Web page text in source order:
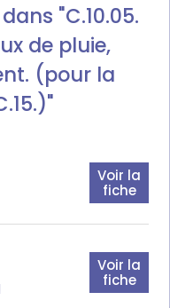
"C.10.05.
de pluie,
(pour la
Voir la
fiche
Voir la
fiche